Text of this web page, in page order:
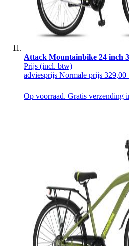
Attack Mountainbike 24 inch
Prijs (incl. btw)
adviesprijs Normale prijs 329,00
Op voorraad. Gratis verzending